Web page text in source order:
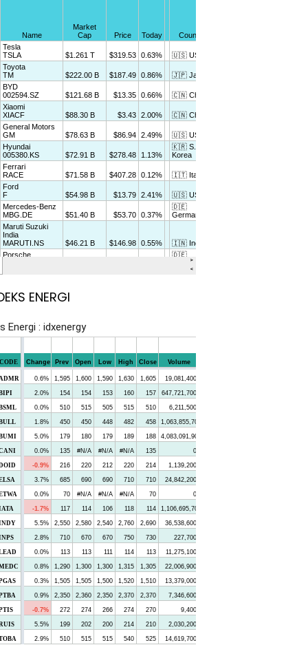
ENERGI